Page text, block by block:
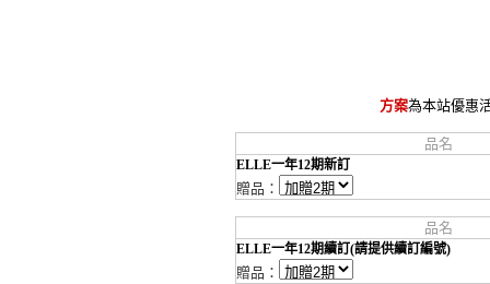
方案為本站優惠
品名
ELLE一年12期新訂
贈品：
品名
ELLE一年12期續訂(請提供續訂編號)
贈品：